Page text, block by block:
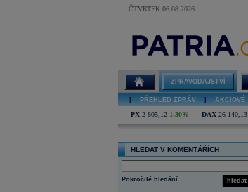
ČTVRTEK 06.08.2026
ZPRAVODAJSTVÍ
PŘEHLED ZPRÁV AKCIOVÉ
PX 2 805,12 1,30% DAX 26 140,13
HLEDAT V KOMENTÁŘÍCH
hledat
Pokročilé hledání